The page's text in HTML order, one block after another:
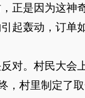
正是因为这神
起轰动，订单
。村民大会
，村里制定了